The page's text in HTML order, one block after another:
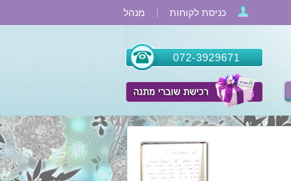
מנהל כניסת לקוחות
072-3929671